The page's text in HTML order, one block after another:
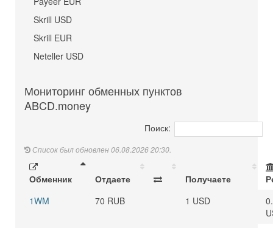
Skrill USD
Skrill EUR
Neteller USD
Мониторинг обменных пунктов
ABCD.money
Поиск:
Список был обновлен 06.08.2026 20:30.
Обменник Отдаете Получаете
1WM
70 RUB 1 USD